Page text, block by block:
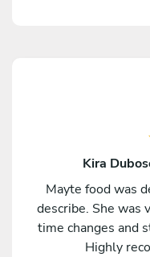
Kira
Mayte food was
describe. She was
time changes and
Highly